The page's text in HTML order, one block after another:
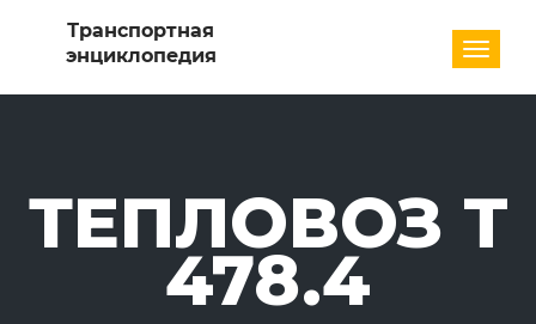
ТЕПЛОВОЗ T
478.4